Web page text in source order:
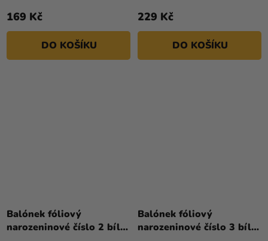
169 Kč
DO KOŠÍKU
229 Kč
DO KOŠÍKU
Balónek fóliový
narozeninové číslo 2 bílý
Balónek fóliový
narozeninové číslo 3 bílý